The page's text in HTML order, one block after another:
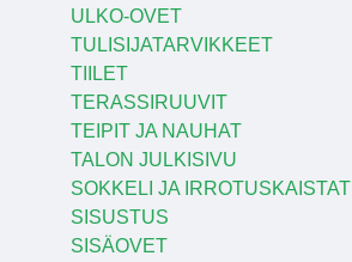
ULKO-OVET
TULISIJATARVIKKEET
TIILET
TERASSIRUUVIT
TEIPIT JA NAUHAT
TALON JULKISIVU
SOKKELI JA IRROTUSKAISTAT
SISUSTUS
SISÄOVET